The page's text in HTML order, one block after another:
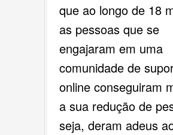
que ao longo de 18
as pessoas que se
engajaram em uma
comunidade de
online conseguiram
a sua redução de
seja, deram adeus